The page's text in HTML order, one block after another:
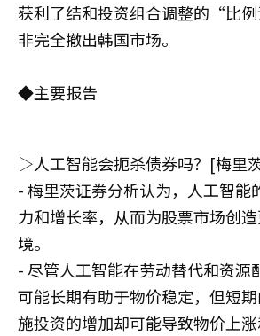
获利了结和投资组合调整的“比
非完全撤出韩国市场。
◆主要报告
▷人工智能会扼杀债券吗？[梅里
- 梅里茨证券分析认为，人工智能
力和增长率，从而为股票市场创
境。
- 尽管人工智能在劳动替代和资源
可能长期有助于物价稳定，但短
施投资的增加却可能导致物价上